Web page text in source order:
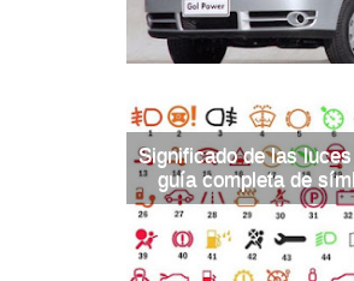
Significado de las
guía completa de